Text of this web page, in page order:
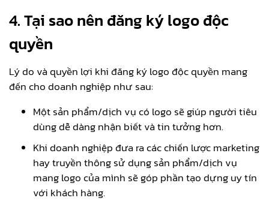
4. Tại sao nên đăng ký logo độc
quyền
Lý do và quyền lợi khi đăng ký logo độc quyền mang
đến cho doanh nghiệp như sau:
Một sản phẩm/dịch vụ có logo sẽ giúp người tiêu
dùng dễ dàng nhận biết và tin tưởng hơn.
Khi doanh nghiệp đưa ra các chiến lược marketing
hay truyền thông sử dụng sản phẩm/dịch vụ
mang logo của mình sẽ góp phần tạo dựng uy tín
với khách hàng.